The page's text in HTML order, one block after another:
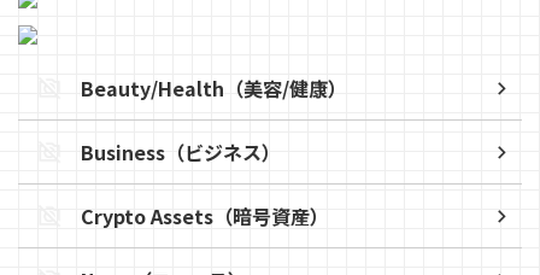
Beauty/Health（美容/健康）
Business（ビジネス）
Crypto Assets（暗号資産）